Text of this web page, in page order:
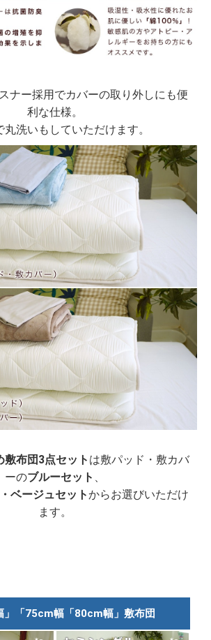
ナー採用でカバーの取り外しにも便
利な仕様。
丸洗いもしていただけます。
敷布団3点セット は敷パッド・敷カバ
ーのブルーセット 、
ベージュセットからお選びいただけ
ます。